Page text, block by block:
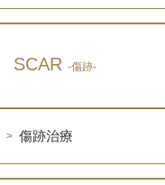
SCAR -傷跡-
傷跡治療